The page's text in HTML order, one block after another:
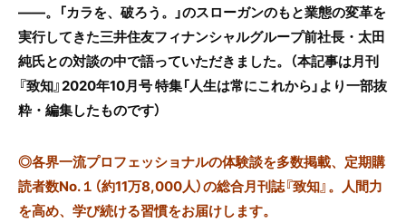
――。「カラを、破ろう。」のスローガンのもと業態の変革を
実行してきた三井住友フィナンシャルグループ前社長・太田
純氏との対談の中で語っていただきました。（本記事は月刊
『致知』2020年10月号 特集「人生は常にこれから」より一部抜
粋・編集したものです）
◎各界一流プロフェッショナルの体験談を多数掲載、定期購
読者数No.１（約11万8,000人）の総合月刊誌『致知』。人間力
を高め、学び続ける習慣をお届けします。